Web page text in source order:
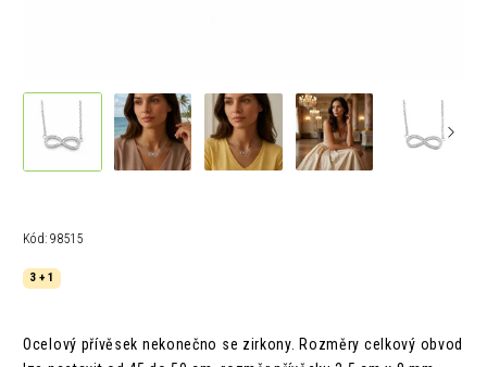
Kód: 98515
3 + 1
Ocelový přívěsek nekonečno se zirkony. Rozměry celkový obvod